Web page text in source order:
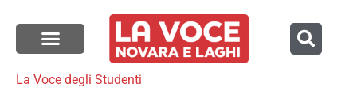
La Voce degli Studenti